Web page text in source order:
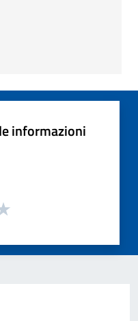
informazioni